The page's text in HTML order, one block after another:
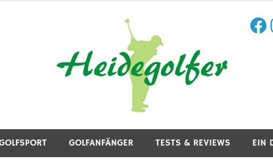
GOLFANFÄNGER TESTS & REVIEWS EIN